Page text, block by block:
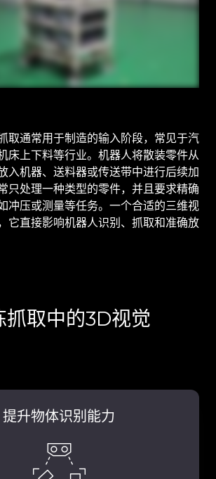
取通常用于制造的输入阶段，常见于汽
床上下料等行业。机器人将散装零件从
入机器、送料器或传送带中进行后续加
只处理一种类型的零件，并且要求精确
冲压或测量等任务。一个合适的三维视
它直接影响机器人识别、抓取和准确放
抓取中的3D视觉
提升物体识别能力